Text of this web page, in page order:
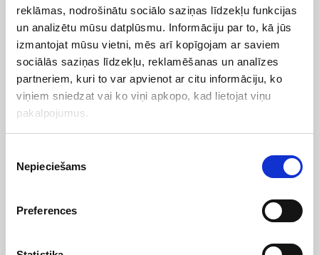
reklāmas, nodrošinātu sociālo saziņas līdzekļu funkcijas
un analizētu mūsu datplūsmu. Informāciju par to, kā jūs
izmantojat mūsu vietni, mēs arī kopīgojam ar saviem
sociālās saziņas līdzekļu, reklamēšanas un analīzes
partneriem, kuri to var apvienot ar citu informāciju, ko
viņiem sniedzat vai ko viņi apkopo, kad lietojat viņu
pakalpojumus.
izvēle
Nepieciešams
Preferences
Jauda
Pļaušanas sistēma
Vadības ierīces